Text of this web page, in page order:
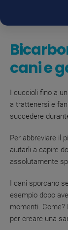
cani e
I cuccioli fino a
a trattenersi e
succedere
Per abbreviare il
aiutarli a capire
assolutamente
I cani sporcano
esempio dopo
momenti. Come?
per creare una